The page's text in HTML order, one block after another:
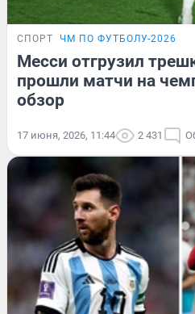
СПОРТ ЧМ ПО ФУТБОЛУ-2026
Месси отгрузил
прошли матчи на
обзор
17 июня, 2026, 11:44 2 431